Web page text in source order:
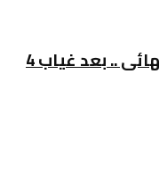
برشلونة يسعى للعودة لقبل النهائى .. بعد غياب 4